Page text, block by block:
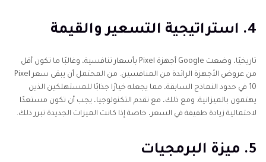
4. استراتيجية التسعير والقيمة
تاريخيًا، وضعت Google أجهزة Pixel بأسعار تنافسية، وغالبًا ما تكون أقل
من عروض الأجهزة الرائدة من المنافسين. من المحتمل أن يبقى سعر Pixel
10 في حدود النماذج السابقة، مما يجعله خيارًا جذابًا للمستهلكين الذين
يهتمون بالميزانية. ومع ذلك، مع تقدم التكنولوجيا، يجب أن تكون مستعدًا
لاحتمالية زيادة طفيفة في السعر، خاصة إذا كانت الميزات الجديدة تبرر ذلك.
5. ميزة البرمجيات